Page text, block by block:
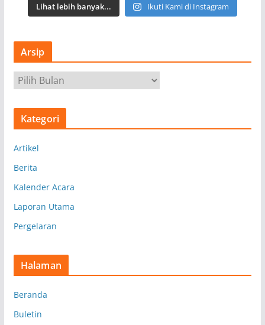
Lihat lebih banyak... Ikuti Kami di Instagram
Arsip
r
s
Kategori
Artikel
Berita
Kalender Acara
Laporan Utama
Pergelaran
Halaman
Beranda
Buletin